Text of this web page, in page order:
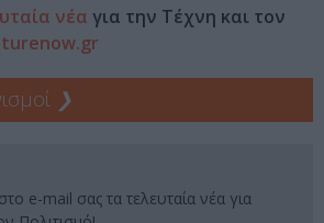
νέα για την Τέχνη και τον
❯
e-mail σας τα τελευταία νέα για